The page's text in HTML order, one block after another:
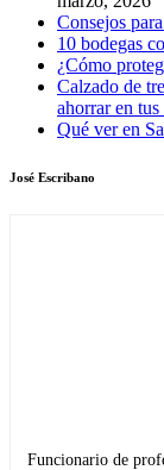
Consejos
10 bodegas
¿Cómo
Calzado de
ahorrar en tus
Qué ver en
José Escribano
Funcionario de